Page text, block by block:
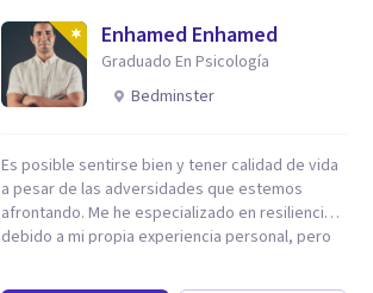
Enhamed Enhamed
Graduado En Psicología
Bedminster
Es posible sentirse bien y tener calidad de vida
a pesar de las adversidades que estemos
afrontando. Me he especializado en resiliencia
debido a mi propia experiencia personal, pero
sino en coaching y técnicas de alto impacto